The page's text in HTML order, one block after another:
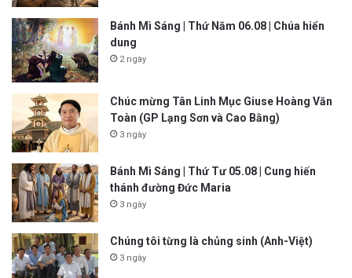
Bánh Mì Sáng | Thứ Năm 06.08 | Chúa hiển
dung
2 ngày
Chúc mừng Tân Linh Mục Giuse Hoàng Văn
Toàn (GP Lạng Sơn và Cao Bằng)
3 ngày
Bánh Mì Sáng | Thứ Tư 05.08 | Cung hiến
thánh đường Đức Maria
3 ngày
Chúng tôi từng là chủng sinh (Anh-Việt)
3 ngày